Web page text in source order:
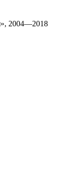
2004—2018